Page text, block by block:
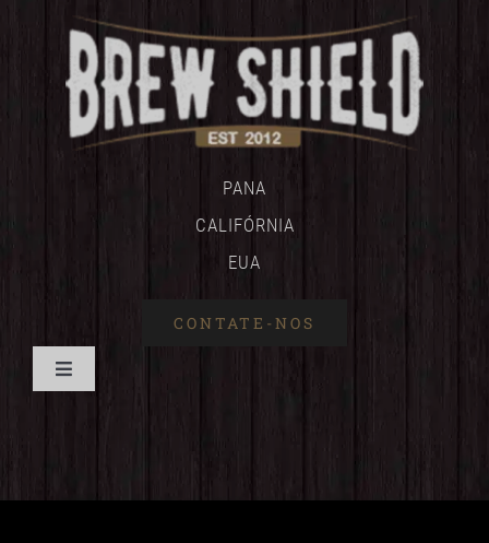
PANA
CALIFÓRNIA
EUA
CONTATE-NOS
Alternar
BENEFÍCIOS